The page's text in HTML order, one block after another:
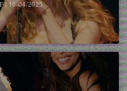
| 10/04/2025